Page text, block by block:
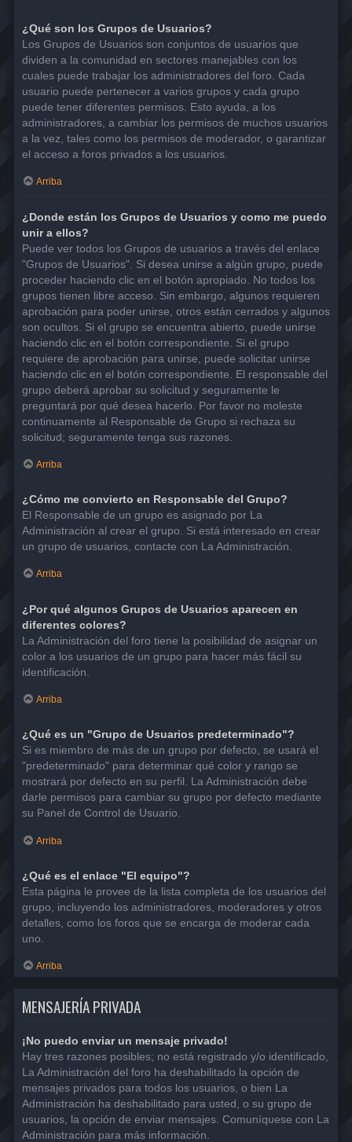
¿Qué son los Grupos de Usuarios?
Los Grupos de Usuarios son conjuntos de usuarios que
dividen a la comunidad en sectores manejables con los
cuales puede trabajar los administradores del foro. Cada
usuario puede pertenecer a varios grupos y cada grupo
puede tener diferentes permisos. Esto ayuda, a los
administradores, a cambiar los permisos de muchos usuarios
a la vez, tales como los permisos de moderador, o garantizar
el acceso a foros privados a los usuarios.
Arriba
¿Donde están los Grupos de Usuarios y como me puedo
unir a ellos?
Puede ver todos los Grupos de usuarios a través del enlace
"Grupos de Usuarios". Si desea unirse a algún grupo, puede
proceder haciendo clic en el botón apropiado. No todos los
grupos tienen libre acceso. Sin embargo, algunos requieren
aprobación para poder unirse, otros están cerrados y algunos
son ocultos. Si el grupo se encuentra abierto, puede unirse
haciendo clic en el botón correspondiente. Si el grupo
requiere de aprobación para unirse, puede solicitar unirse
haciendo clic en el botón correspondiente. El responsable del
grupo deberá aprobar su solicitud y seguramente le
preguntará por qué desea hacerlo. Por favor no moleste
continuamente al Responsable de Grupo si rechaza su
solicitud; seguramente tenga sus razones.
Arriba
¿Cómo me convierto en Responsable del Grupo?
El Responsable de un grupo es asignado por La
Administración al crear el grupo. Si está interesado en crear
un grupo de usuarios, contacte con La Administración.
Arriba
¿Por qué algunos Grupos de Usuarios aparecen en
diferentes colores?
La Administración del foro tiene la posibilidad de asignar un
color a los usuarios de un grupo para hacer más fácil su
identificación.
Arriba
¿Qué es un "Grupo de Usuarios predeterminado"?
Si es miembro de más de un grupo por defecto, se usará el
"predeterminado" para determinar qué color y rango se
mostrará por defecto en su perfil. La Administración debe
darle permisos para cambiar su grupo por defecto mediante
su Panel de Control de Usuario.
Arriba
¿Qué es el enlace "El equipo"?
Esta página le provee de la lista completa de los usuarios del
grupo, incluyendo los administradores, moderadores y otros
detalles, como los foros que se encarga de moderar cada
uno.
Arriba
MENSAJERÍA PRIVADA
¡No puedo enviar un mensaje privado!
Hay tres razones posibles; no está registrado y/o identificado,
La Administración del foro ha deshabilitado la opción de
mensajes privados para todos los usuarios, o bien La
Administración ha deshabilitado para usted, o su grupo de
usuarios, la opción de enviar mensajes. Comuníquese con La
Administración para más información.